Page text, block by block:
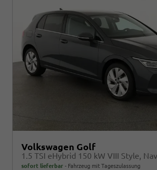
Volkswagen Golf
sofort lieferbar Fahrzeug mit Tageszulassung